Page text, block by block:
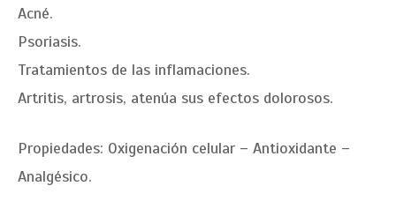
Acné.
Psoriasis.
Tratamientos de las inflamaciones.
Artritis, artrosis, atenúa sus efectos dolorosos.
Propiedades: Oxigenación celular – Antioxidante –
Analgésico.